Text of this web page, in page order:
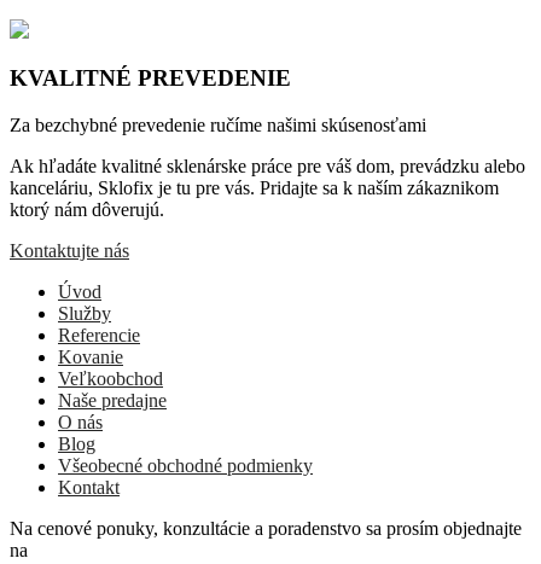
KVALITNÉ PREVEDENIE
Za bezchybné prevedenie ručíme našimi skúsenosťami
Ak hľadáte kvalitné sklenárske práce pre váš dom, prevádzku alebo
kanceláriu, Sklofix je tu pre vás. Pridajte sa k naším zákaznikom
ktorý nám dôverujú.
Kontaktujte nás
Úvod
Služby
Referencie
Kovanie
Veľkoobchod
Naše predajne
O nás
Blog
Všeobecné obchodné podmienky
Kontakt
Na cenové ponuky, konzultácie a poradenstvo sa prosím objednajte
na